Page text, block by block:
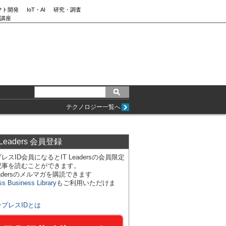
ト開発 IoT・AI
研究・調査
座
テクノロジー一覧へ
会員登録
スID会員になるとIT Leadersの会員限定
を読むことができます。
のメルマガを購読できます
Business Libraryもご利用いただけま
プレスIDとは